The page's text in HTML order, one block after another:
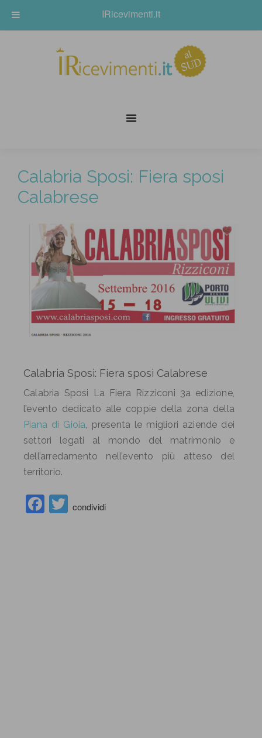
Calabria Sposi: Fiera sposi
Calabrese
Calabria Sposi: Fiera sposi Calabrese
Calabria Sposi La Fiera Rizziconi 3a edizione,
l’evento dedicato alle coppie della zona della
Piana di Gioia, presenta le migliori aziende dei
settori legati al mondo del matrimonio e
dell’arredamento nell’evento più atteso del
territorio.
FacebookTwitter
condividi
IRicevimenti.it